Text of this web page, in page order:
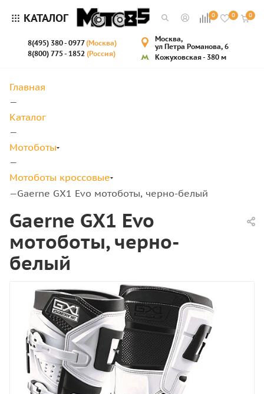
КАТАЛОГ 0 0 0
8(495) 380 - 0977(Москва)
8(800) 775 - 1852 (Россия)
Москва,
ул Петра Романова, 6
Кожуховская - 380 м
Главная
—
Каталог
—
Мотоботы
—
Мотоботы кроссовые
—Gaerne GX1 Evo мотоботы, черно-белый
Gaerne GX1 Evo
мотоботы, черно-
белый